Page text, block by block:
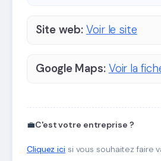
Site web: Voir le site
Google Maps: Voir la
💼C'est votre entreprise ?
Cliquez icisi vous souhaitez faire